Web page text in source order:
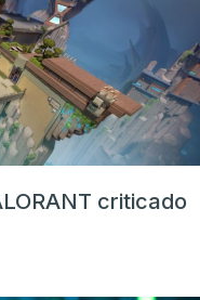
criticado